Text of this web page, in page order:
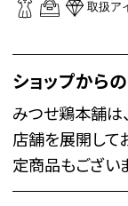
取扱ア
ショップから
みつせ鶏本舗は
店舗を展開して
定商品もござい